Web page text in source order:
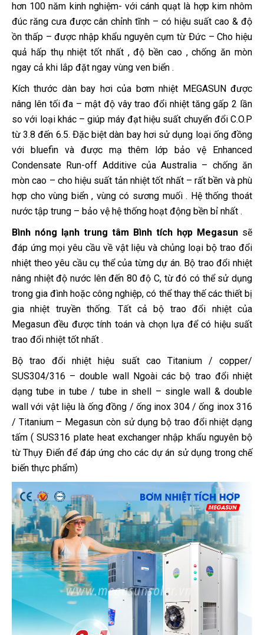
hơn 100 năm kinh nghiệm- với cánh quạt là hợp kim nhôm
đúc răng cưa được cân chỉnh tĩnh – có hiệu suất cao & độ
ồn thấp – được nhập khẩu nguyên cụm từ Ðức – Cho hiệu
quả hấp thụ nhiệt tốt nhất , độ bền cao , chống ăn mòn
ngay cả khi lắp đặt ngay vùng ven biển .
Kích thước dàn bay hơi của bơm nhiệt MEGASUN được
nâng lên tối đa – mật độ vây trao đổi nhiệt tăng gấp 2 lần
so với loại khác – giúp máy đạt hiệu suất chuyển đổi C.O.P
từ 3.8 đến 6.5. Ðặc biệt dàn bay hơi sử dụng loại ống đồng
với bluefin và được mạ thêm lớp bảo vệ Enhanced
Condensate Run-off Additive của Australia – chống ăn
mòn cao – cho hiệu suất tản nhiệt tốt nhất – rất bền và phù
hợp cho vùng biển , vùng có sương muối . Hệ thống thoát
nước tập trung – bảo vệ hệ thống hoạt động bền bỉ nhất .
Bình nóng lạnh trung tâm Bình tích hợp Megasun sẽ
đáp ứng mọi yêu cầu về vật liệu và chủng loại bộ trao đổi
nhiệt theo yêu cầu cụ thể của từng dự án. Bộ trao đổi nhiệt
nâng nhiệt độ nước lên đến 80 độ C, từ đó có thể sử dụng
trong gia đình hoặc công nghiệp, có thể thay thế các thiết bị
gia nhiệt truyền thống. Tất cả bộ trao đổi nhiệt của
Megasun đều được tính toán và chọn lựa để có hiệu suất
trao đổi nhiệt tốt nhất .
Bộ trao đổi nhiệt hiệu suất cao Titanium / copper/
SUS304/316 – double wall Ngoài các bộ trao đổi nhiệt
dạng tube in tube / tube in shell – single wall & double
wall với vật liệu là ống đồng / ống inox 304 / ống inox 316
/ Titanium – Megasun còn sử dụng bộ trao đổi nhiệt dạng
tấm ( SUS316 plate heat exchanger nhập khẩu nguyên bộ
từ Thụy Ðiển để đáp ứng cho các dự án sử dụng trong chế
biến thực phẩm)